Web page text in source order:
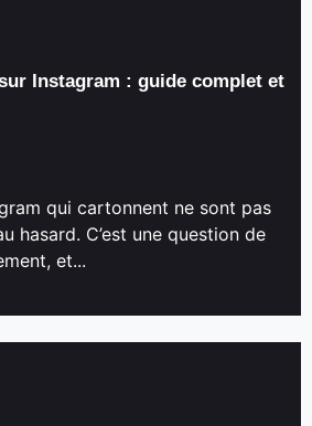
Instagram : guide complet et
qui cartonnent ne sont pas
hasard. C’est une question de
et...